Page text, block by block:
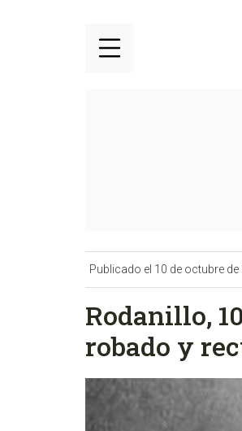
Publicado el 10 de octubre de
Rodanillo,
robado y